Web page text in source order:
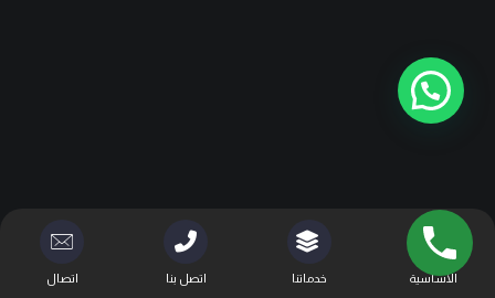
الأساسية خدماتنا اتصل بنا اتصال